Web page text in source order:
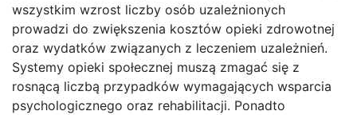
wszystkim wzrost liczby osób uzależnionych
prowadzi do zwiększenia kosztów opieki zdrowotnej
oraz wydatków związanych z leczeniem uzależnień.
Systemy opieki społecznej muszą zmagać się z
rosnącą liczbą przypadków wymagających wsparcia
psychologicznego oraz rehabilitacji. Ponadto